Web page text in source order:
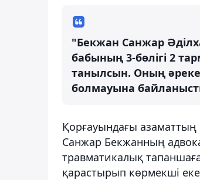
"Бекжан Санжар
бабының 3-бөлігі 2
танылсын. Оның
болмауына
Қорғауындағы азаматтың
Санжар Бекжанның
травматикалық
қарастырып көрмекші